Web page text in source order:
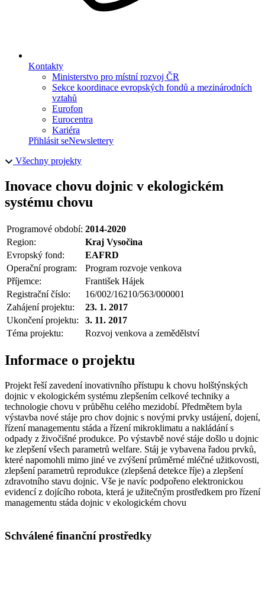
Kontakty
Ministerstvo pro místní rozvoj ČR
Sekce koordinace evropských fondů a mezinárodních
vztahů
Eurofon
Eurocentra
Kariéra
Přihlásit seNewslettery
Všechny projekty
Inovace chovu dojnic v ekologickém
systému chovu
Programové období: 2014-2020
Region:
Kraj Vysočina
Evropský fond:
EAFRD
Operační program:
Program rozvoje venkova
Příjemce:
František Hájek
Registrační číslo:
16/002/16210/563/000001
Zahájení projektu:
23. 1. 2017
Ukončení projektu:
3. 11. 2017
Téma projektu:
Rozvoj venkova a zemědělství
Informace o projektu
Projekt řeší zavedení inovativního přístupu k chovu holštýnských
dojnic v ekologickém systému zlepšením celkové techniky a
technologie chovu v průběhu celého mezidobí. Předmětem byla
výstavba nové stáje pro chov dojnic s novými prvky ustájení, dojení,
řízení managementu stáda a řízení mikroklimatu a nakládání s
odpady z živočišné produkce. Po výstavbě nové stáje došlo u dojnic
ke zlepšení všech parametrů welfare. Stáj je vybavena řadou prvků,
které napomohli mimo jiné ve zvýšení průměrné mléčné užitkovosti,
zlepšení parametrů reprodukce (zlepšená detekce říje) a zlepšení
zdravotního stavu dojnic. Vše je navíc podpořeno elektronickou
evidencí z dojícího robota, která je užitečným prostředkem pro řízení
managementu stáda dojnic v ekologickém chovu
Schválené finanční prostředky